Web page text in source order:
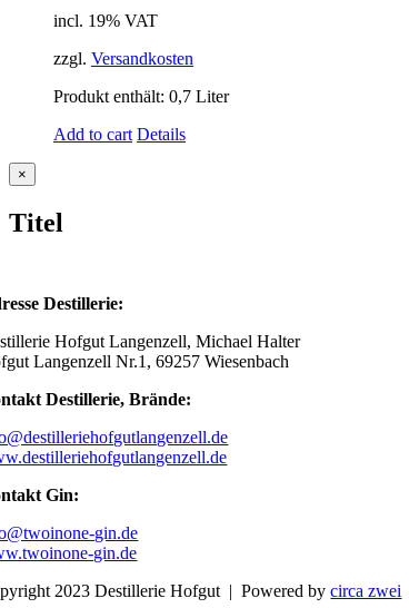
incl. 19% VAT
zzgl. Versandkosten
Produkt enthält: 0,7 Liter
Add to cart Details
Close
product
view
×
Titel
Destillerie:
Hofgut Langenzell, Michael Halter
Langenzell Nr.1, 69257 Wiesenbach
Destillerie, Brände:
Gin:
gin.de
gin.de
2023 Destillerie Hofgut | Powered bycirca zwei